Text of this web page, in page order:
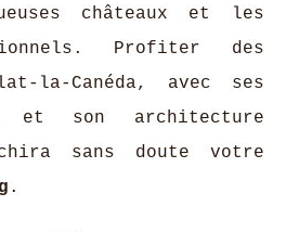
châteaux et les
Profiter des
la-Canéda, avec ses
et son architecture
sans doute votre
.